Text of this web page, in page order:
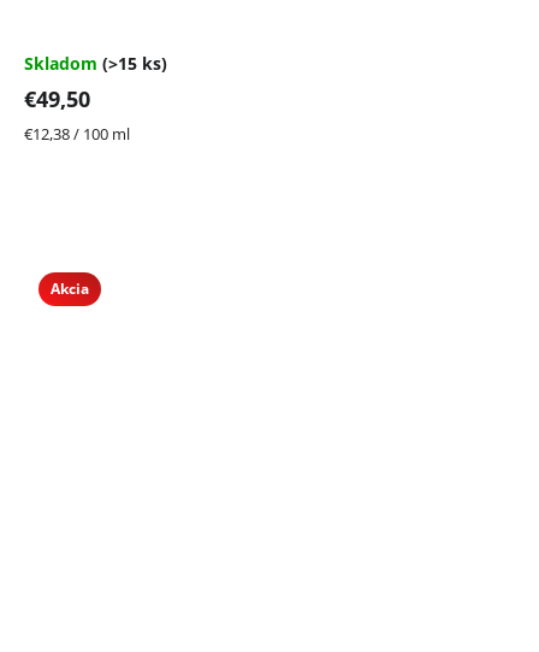
Skladom (>15 ks)
€49,50
Jednotková
€12,38 / 100 ml
Akcia